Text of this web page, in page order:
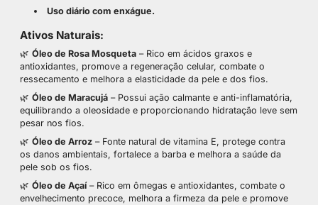
Uso diário com enxágue.
Ativos Naturais:
🌿 Óleo de Rosa Mosqueta – Rico em ácidos graxos e
antioxidantes, promove a regeneração celular, combate o
ressecamento e melhora a elasticidade da pele e dos fios.
🌿 Óleo de Maracujá – Possui ação calmante e anti-inflamatória,
equilibrando a oleosidade e proporcionando hidratação leve sem
pesar nos fios.
🌿 Óleo de Arroz – Fonte natural de vitamina E, protege contra
os danos ambientais, fortalece a barba e melhora a saúde da
pele sob os fios.
🌿 Óleo de Açaí– Rico em ômegas e antioxidantes, combate o
envelhecimento precoce, melhora a firmeza da pele e promove